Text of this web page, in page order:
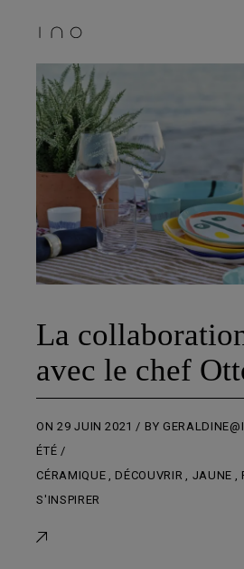
La
avec le chef
ON29 JUIN 2021 BY
ÉTÉ
CÉRAMIQUE , DÉCOUVRIR , JAUNE ,
S'INSPIRER